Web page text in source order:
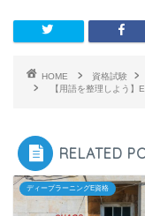
HOME 資格試験
【用語を整理しよう】
RELATED
ディープラーニングE資格